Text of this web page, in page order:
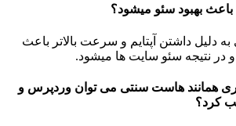
بهبود سئو میشود؟
دلیل داشتن آپتایم و سرعت بالاتر باعث
در نتیجه سئو سایت ها میشود.
همانند هاست سنتی می توان وردپرس و
کرد؟